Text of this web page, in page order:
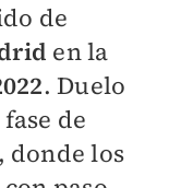
de
en la
. Duelo
de
donde los